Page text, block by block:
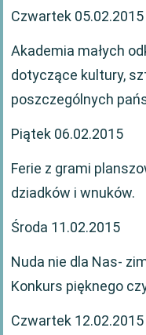
Czwartek 05.02.2015
Akademia małych
dotyczące kultury,
poszczególnych
Piątek 06.02.2015
Ferie z grami
dziadków i wnuków.
Środa 11.02.2015
Nuda nie dla Nas-
Konkurs pięknego
Czwartek 12.02.2015